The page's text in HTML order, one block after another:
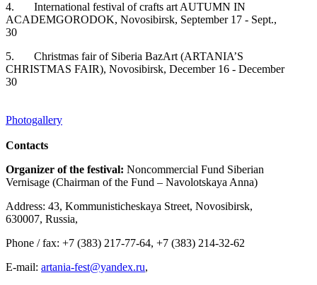
4. International festival of crafts art AUTUMN IN
ACADEMGORODOK, Novosibirsk, September 17 - Sept.,
30
5. Christmas fair of Siberia BazArt (ARTANIA’S
CHRISTMAS FAIR), Novosibirsk, December 16 - December
30
Photogallery
Contacts
Organizer of the festival: Noncommercial Fund Siberian
Vernisage (Chairman of the Fund – Navolotskaya Anna)
Address: 43, Kommunisticheskaya Street, Novosibirsk,
630007, Russia,
Phone / fax: +7 (383) 217-77-64, +7 (383) 214-32-62
E-mail: artania-fest@yandex.ru,